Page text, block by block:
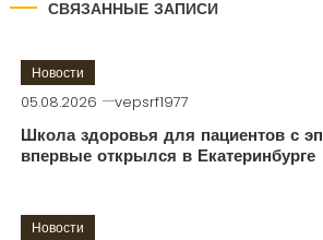
СВЯЗАННЫЕ ЗАПИСИ
Новости
05.08.2026 vepsrf1977
Школа здоровья для пациентов с
впервые открылся в Екатеринбурге
Новости